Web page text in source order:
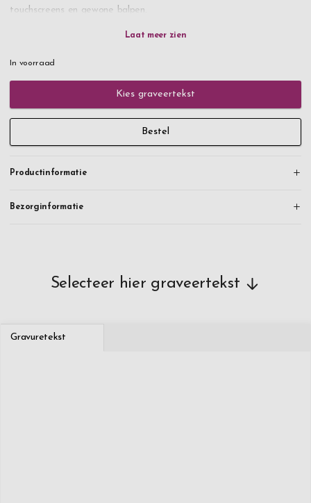
touchscreens en gewone balpen.
Met je eigen gravure wordt dit een gewaardeerd en handig cadeau
In voorraad
Kies graveertekst
Bestel
Productinformatie
Bezorginformatie
Selecteer hier graveertekst
Gravuretekst